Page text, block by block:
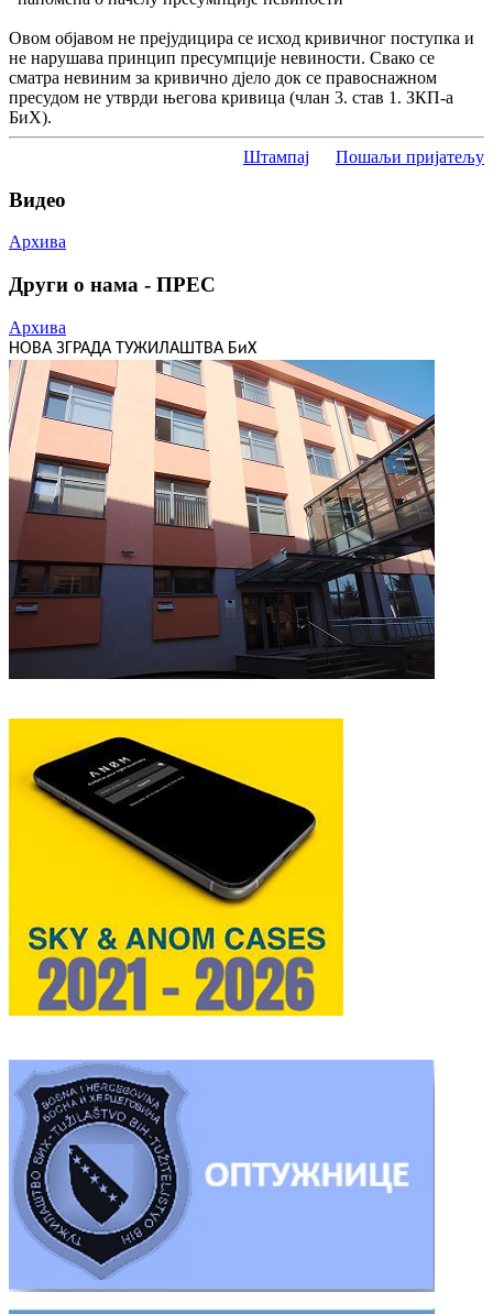
Овом објавом не прејудицира се исход кривичног поступка и
не нарушава принцип пресумпције невиности. Свако се
сматра невиним за кривично дјело док се правоснажном
пресудом не утврди његова кривица (члан 3. став 1. ЗКП-а
БиХ).
Штампај Пошаљи пријатељу
Видео
Архива
Други о нама - ПРЕС
Архива
НОВА ЗГРАДА ТУЖИЛАШТВА БиХ